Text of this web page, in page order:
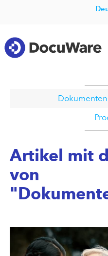
Artikel mit
von